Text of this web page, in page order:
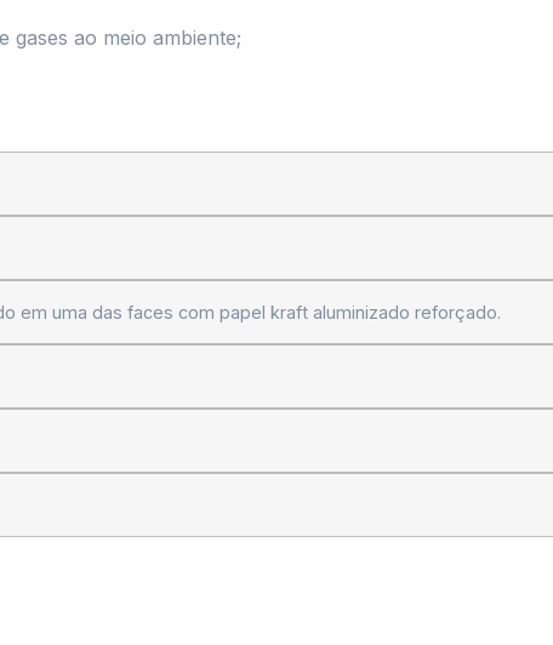
gases ao meio ambiente;
em uma das faces com papel kraft aluminizado reforçado.